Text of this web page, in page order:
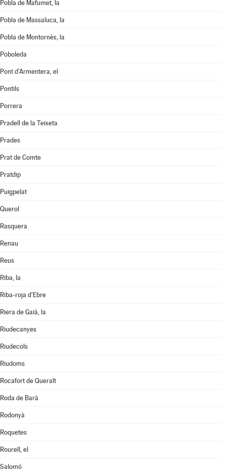
Pobla de Mafumet, la
Pobla de Massaluca, la
Pobla de Montornès, la
Poboleda
Pont d'Armentera, el
Pontils
Porrera
Pradell de la Teixeta
Prades
Prat de Comte
Pratdip
Puigpelat
Querol
Rasquera
Renau
Reus
Riba, la
Riba-roja d'Ebre
Riera de Gaià, la
Riudecanyes
Riudecols
Riudoms
Rocafort de Queralt
Roda de Barà
Rodonyà
Roquetes
Rourell, el
Salomó